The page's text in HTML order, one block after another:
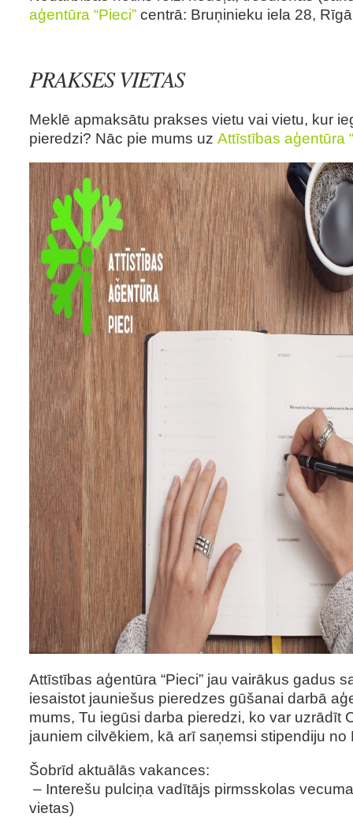
aģentūra “Pieci” centrā: Bruņinieku iela 28,
PRAKSES VIETAS
Meklē apmaksātu prakses vietu vai vietu, kur
pieredzi? Nāc pie mums uz Attīstības aģentūra
Attīstības aģentūra “Pieci” jau vairākus gadus
iesaistot jauniešus pieredzes gūšanai darbā
mums, Tu iegūsi darba pieredzi, ko var uzrādīt
jauniem cilvēkiem, kā arī saņemsi stipendiju no
Šobrīd aktuālās vakances:
– Interešu pulciņa vadītājs pirmsskolas
vietas)